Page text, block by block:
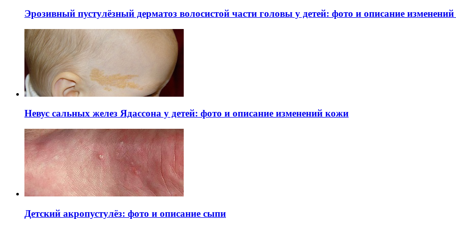
Эрозивный пустулёзный дерматоз волосистой части головы у детей: фото и описание
Невус сальных желез Ядассона у детей: фото и описание изменений кожи
Детский акропустулёз: фото и описание сыпи